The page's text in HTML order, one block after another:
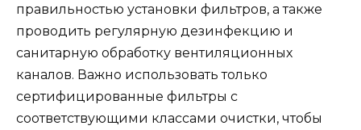
правильностью установки фильтров, а также
проводить регулярную дезинфекцию и
санитарную обработку вентиляционных
каналов. Важно использовать только
сертифицированные фильтры с
соответствующими классами очистки, чтобы